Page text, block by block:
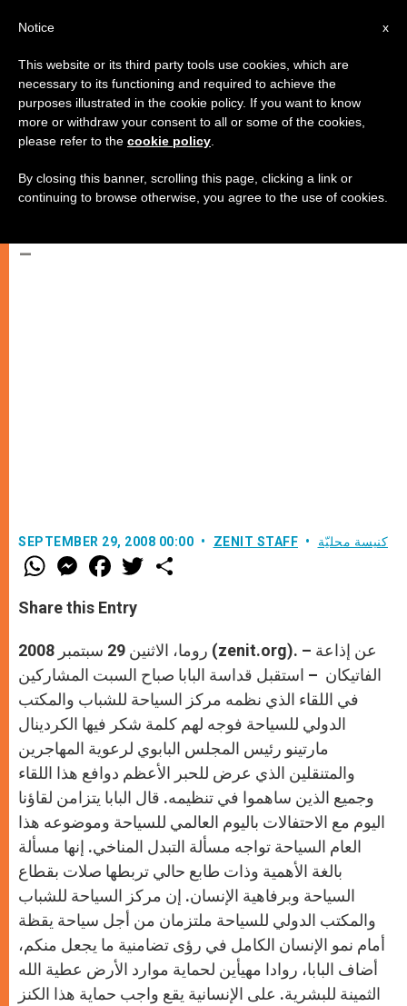
كلمة البابا إلى المشاركين في اللقاء
الذي نظمه مركز السياحة للشباب
والمكتب الدولي للسياحة
–
SEPTEMBER 29, 2008 00:00 ZENIT STAFF كنيسة محليّة
W
h
t
s
p
p
M
e
s
e
g
e
r
F
a
e
b
o
k
w
r
Share this Entry
روما، الاثنين 29 سبتمبر 2008 (zenit.org). – عن إذاعة
الفاتيكان – استقبل قداسة البابا صباح السبت المشاركين
في اللقاء الذي نظمه مركز السياحة للشباب والمكتب
الدولي للسياحة فوجه لهم كلمة شكر فيها الكردينال
مارتينو رئيس المجلس البابوي لرعوية المهاجرين
والمتنقلين الذي عرض للحبر الأعظم دوافع هذا اللقاء
وجميع الذين ساهموا في تنظيمه. قال البابا يتزامن لقاؤنا
اليوم مع الاحتفالات باليوم العالمي للسياحة وموضوعه هذا
العام السياحة تواجه مسألة التبدل المناخي. إنها مسألة
بالغة الأهمية وذات طابع حالي تربطها صلات بقطاع
السياحة وبرفاهية الإنسان. إن مركز السياحة للشباب
والمكتب الدولي للسياحة ملتزمان من أجل سياحة يقظة
أمام نمو الإنسان الكامل في رؤى تضامنية ما يجعل منكم،
أضاف البابا، روادا مهيأين لحماية موارد الأرض عطية الله
الثمينة للبشرية. على الإنسانية يقع واجب حماية هذا الكنز
x
Notice
This website or its third party tools use cookies, which are
necessary to its functioning and required to achieve the
purposes illustrated in the cookie policy. If you want to know
more or withdraw your consent to all or some of the cookies,
please refer to the cookie policy
By closing this banner, scrolling this page, clicking a link or
continuing to browse otherwise, you agree to the use of cookies.